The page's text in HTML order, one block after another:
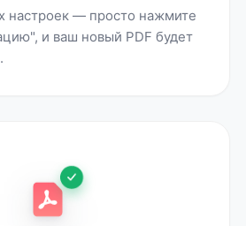
настроек — просто нажмите
и ваш новый PDF будет